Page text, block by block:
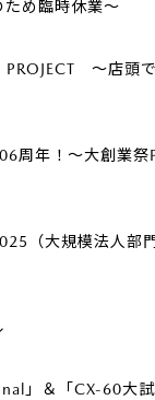
ため臨時休業～
～店頭
周年！～大創業祭
（大規模法人部
」＆「CX-60大試